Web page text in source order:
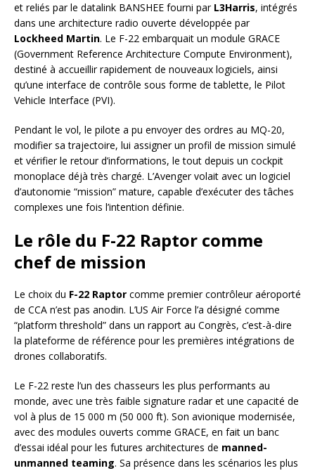
et reliés par le datalink BANSHEE fourni par L3Harris, intégrés
dans une architecture radio ouverte développée par
Lockheed Martin. Le F-22 embarquait un module GRACE
(Government Reference Architecture Compute Environment),
destiné à accueillir rapidement de nouveaux logiciels, ainsi
qu’une interface de contrôle sous forme de tablette, le Pilot
Vehicle Interface (PVI).
Pendant le vol, le pilote a pu envoyer des ordres au MQ-20,
modifier sa trajectoire, lui assigner un profil de mission simulé
et vérifier le retour d’informations, le tout depuis un cockpit
monoplace déjà très chargé. L’Avenger volait avec un logiciel
d’autonomie “mission” mature, capable d’exécuter des tâches
complexes une fois l’intention définie.
Le rôle du F-22 Raptor comme
chef de mission
Le choix du F-22 Raptor comme premier contrôleur aéroporté
de CCA n’est pas anodin. L’US Air Force l’a désigné comme
“platform threshold” dans un rapport au Congrès, c’est-à-dire
la plateforme de référence pour les premières intégrations de
drones collaboratifs.
Le F-22 reste l’un des chasseurs les plus performants au
monde, avec une très faible signature radar et une capacité de
vol à plus de 15 000 m (50 000 ft). Son avionique modernisée,
avec des modules ouverts comme GRACE, en fait un banc
d’essai idéal pour les futures architectures de manned-
unmanned teaming. Sa présence dans les scénarios les plus